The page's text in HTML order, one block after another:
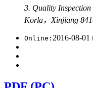
3. Quality
Korla，Xinjiang
Online: 2016-08-01